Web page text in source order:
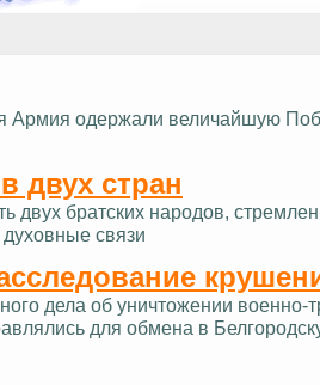
Армия одержали величайшую
двух стран
двух братских народов,
связи
дела об уничтожении военно-
для обмена в